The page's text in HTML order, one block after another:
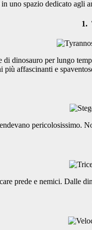
uno spazio dedicato agli
1.
di dinosauro per lungo
più affascinanti e
pericolosissimo.
prede e nemici. Dalle